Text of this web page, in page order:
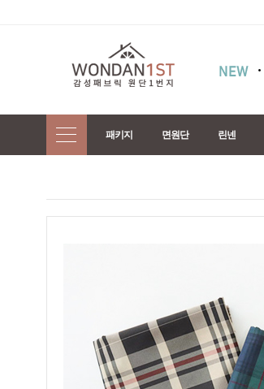
패키지 면원단 린넨